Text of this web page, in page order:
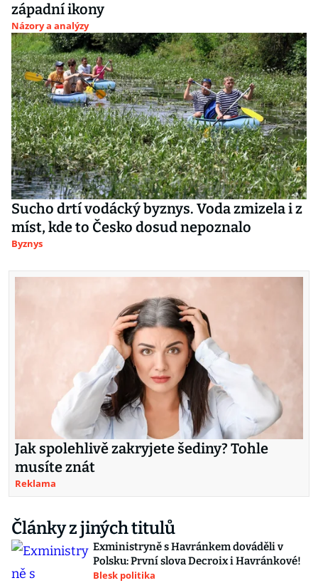
západní ikony
Názory a analýzy
Sucho drtí vodácký byznys. Voda zmizela i z
míst, kde to Česko dosud nepoznalo
Byznys
Jak spolehlivě zakryjete šediny? Tohle
musíte znát
Reklama
Články z jiných titulů
Exministryně s Havránkem dováděli v
Polsku: První slova Decroix i Havránkové!
Blesk politika